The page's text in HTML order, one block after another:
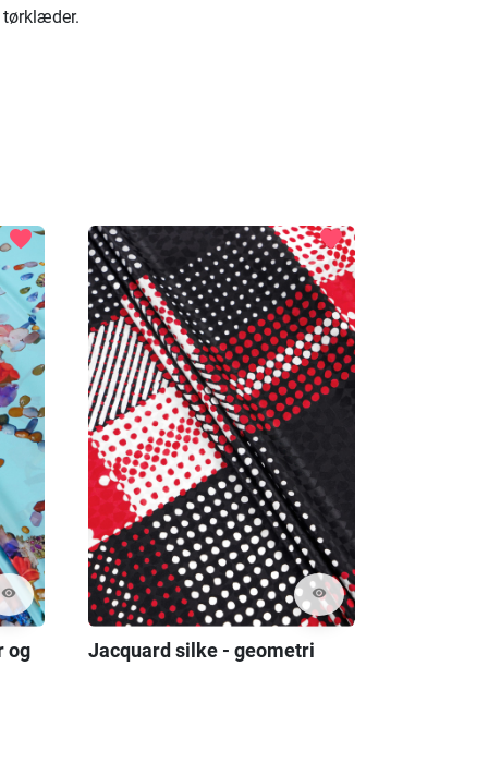
tørklæder.
visibility
favorite
og
visibility
favorite
Jacquard silke - geometri